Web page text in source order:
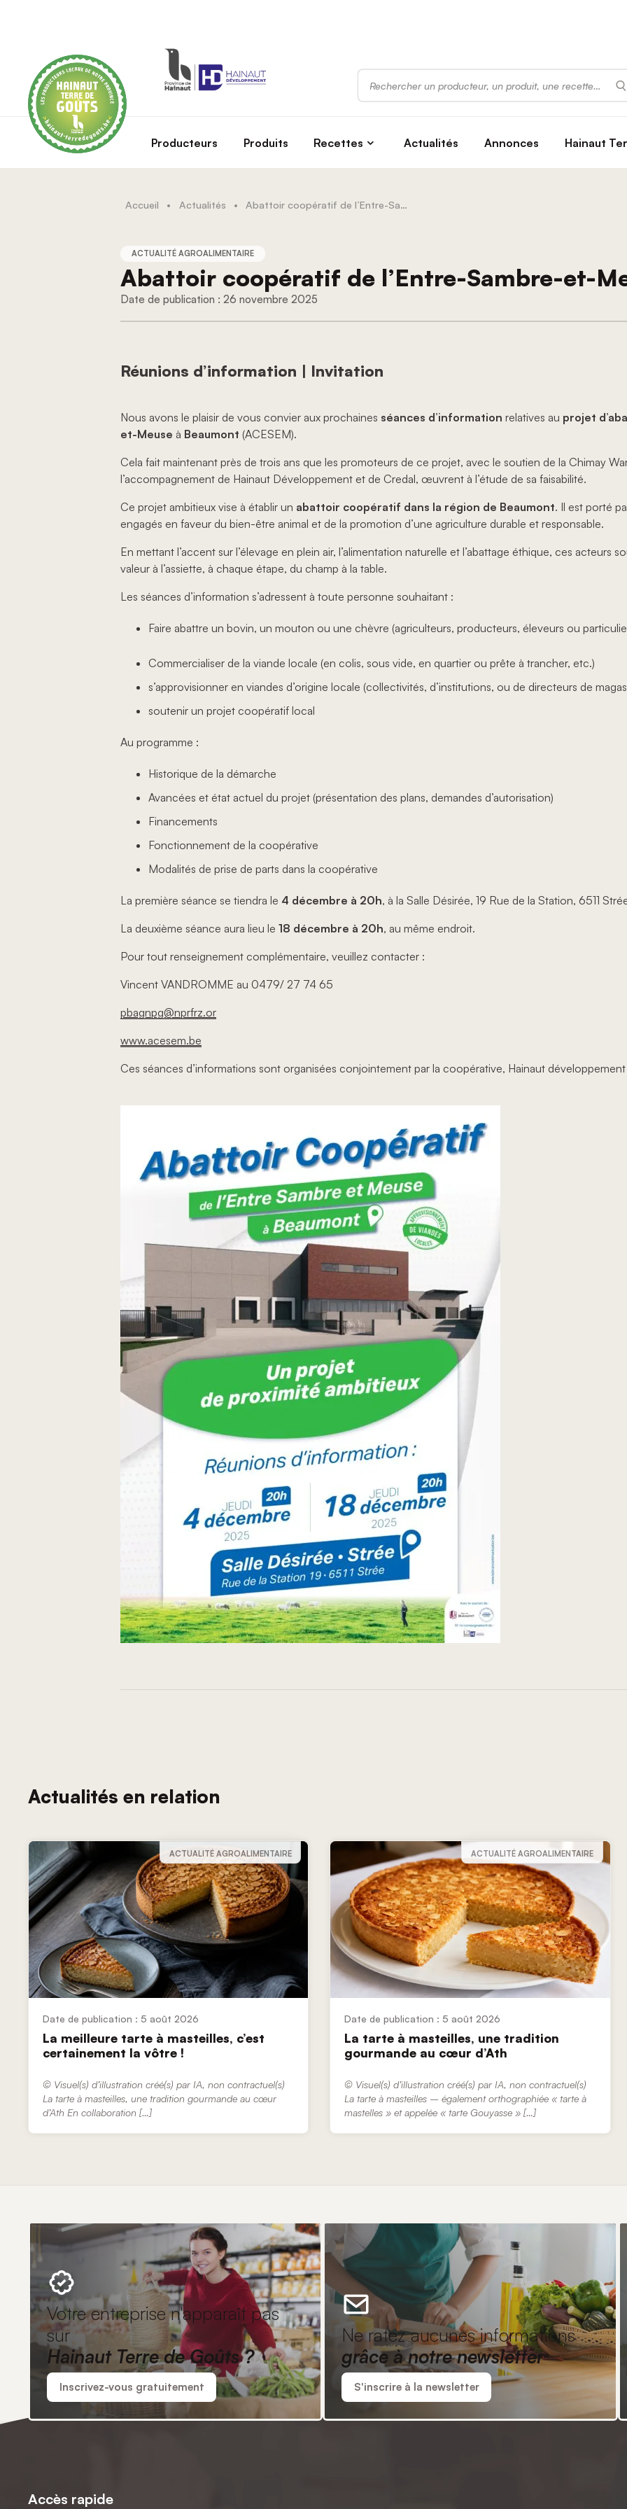
Rechercher
Producteurs Produits Recettes Actualités Annonces Hainaut
Accueil • Actualités • Abattoir coopératif de l’Entre-Sambre-et-Meuse à Beaumont
ACTUALITÉ AGROALIMENTAIRE
Abattoir coopératif de l’Entre-Sambre-et-
26 novembre 2025
Réunions d’information | Invitation
Nous avons le plaisir de vous convier aux prochaines séances d’information relatives au projet
et-Meuse à Beaumont (ACESEM).
Cela fait maintenant près de trois ans que les promoteurs de ce projet, avec le soutien de la Chimay
l’accompagnement de Hainaut Développement et de Credal, œuvrent à l’étude de sa faisabilité.
Ce projet ambitieux vise à établir un abattoir coopératif dans la région de Beaumont. Il est porté
engagés en faveur du bien-être animal et de la promotion d’une agriculture durable et responsable.
En mettant l’accent sur l’élevage en plein air, l’alimentation naturelle et l’abattage éthique, ces acteurs
valeur à l’assiette, à chaque étape, du champ à la table.
Les séances d’information s’adressent à toute personne souhaitant :
Faire abattre un bovin, un mouton ou une chèvre (agriculteurs, producteurs, éleveurs ou
Commercialiser de la viande locale (en colis, sous vide, en quartier ou prête à trancher, etc.)
s’approvisionner en viandes d’origine locale (collectivités, d’institutions, ou de directeurs de
soutenir un projet coopératif local
Au programme :
Historique de la démarche
Avancées et état actuel du projet (présentation des plans, demandes d’autorisation)
Financements
Fonctionnement de la coopérative
Modalités de prise de parts dans la coopérative
La première séance se tiendra le 4 décembre à 20h, à la Salle Désirée, 19 Rue de la Station, 6511
La deuxième séance aura lieu le 18 décembre à 20h, au même endroit.
Pour tout renseignement complémentaire, veuillez contacter :
Vincent VANDROMME au 0479/ 27 74 65
pbagnpg@nprfrz.or
www.acesem.be
Ces séances d’informations sont organisées conjointement par la coopérative, Hainaut
Actualités en relation
ACTUALITÉ AGROALIMENTAIRE
5 août 2026
La meilleure tarte à masteilles, c’est
certainement la vôtre !
© Visuel(s) d’illustration créé(s) par IA, non contractuel(s)
La tarte à masteilles, une tradition gourmande au cœur
d’Ath En collaboration […]
ACTUALITÉ AGROALIMENTAIRE
5 août 2026
La tarte à masteilles, une tradition
gourmande au cœur d’Ath
© Visuel(s) d’illustration créé(s) par IA, non contractuel(s)
La tarte à masteilles – également orthographiée « tarte à
mastelles » et appelée « tarte Gouyasse » […]
Votre entreprise n'apparaît pas
sur
Hainaut Terre de Goûts ?
Inscrivez-vous gratuitement
Ne ratez aucunes informations
grâce à notre newsletter
S'inscrire à la newsletter
Accès rapide